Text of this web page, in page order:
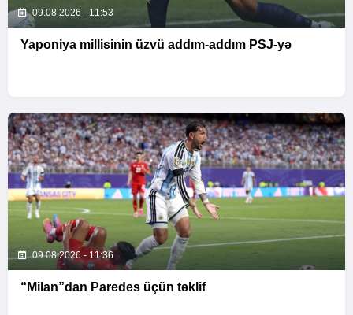
09.08.2026 - 11:53
Yaponiya millisinin üzvü addım-addım PSJ-yə
09.08.2026 - 11:36
“Milan”dan Paredes üçün təklif